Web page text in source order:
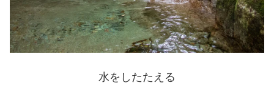
水をしたたえる